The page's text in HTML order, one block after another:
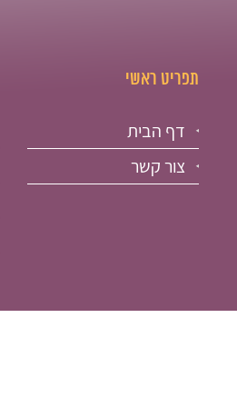
תפריט ראשי
דף הבית
צור קשר